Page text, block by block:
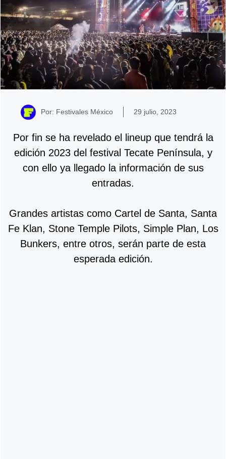
Por: Festivales México 29 julio, 2023
Por fin se ha revelado el lineup que tendrá la
edición 2023 del festival Tecate Península, y
con ello ya llegado la información de sus
entradas.
Grandes artistas como Cartel de Santa, Santa
Fe Klan, Stone Temple Pilots, Simple Plan, Los
Bunkers, entre otros, serán parte de esta
esperada edición.